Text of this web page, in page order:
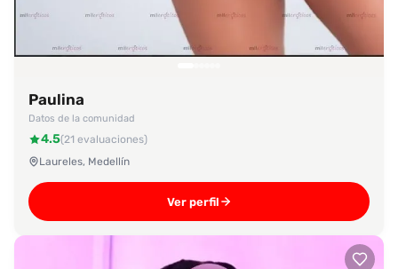
Paulina
Datos de la comunidad
4.5(21 evaluaciones)
Laureles, Medellín
Ver perfil